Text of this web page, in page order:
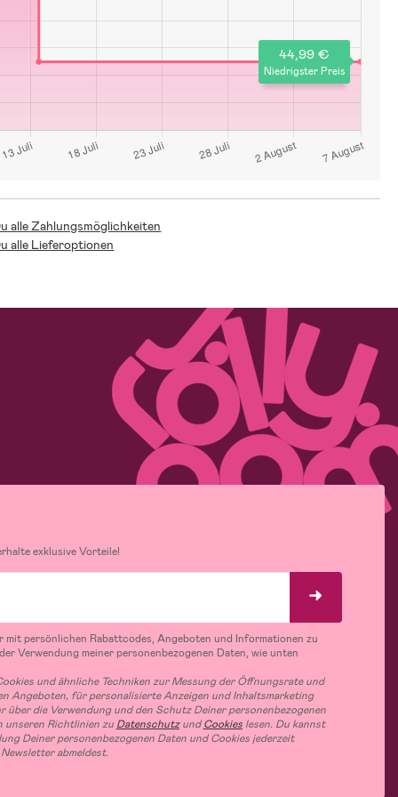
44,99 €
Niedrigster Preis
alle Zahlungsmöglichkeiten
alle Lieferoptionen
exklusive Vorteile!
mit persönlichen Rabattcodes, Angeboten und Informationen zu
Verwendung meiner personenbezogenen Daten, wie unten
und ähnliche Techniken zur Messung der Öffnungsrate und
Angeboten, für personalisierte Anzeigen und Inhaltsmarketing
über die Verwendung und den Schutz Deiner personenbezogenen
unseren Richtlinien zu DatenschutzundCookieslesen. Du kannst
Deiner personenbezogenen Daten und Cookies jederzeit
abmeldest.